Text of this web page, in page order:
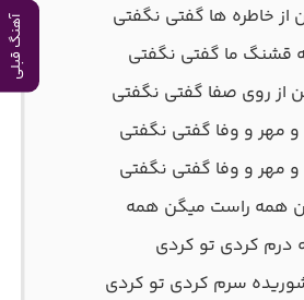
آهنگ قبلی
از خاطره ها گفتی نگفتی
قشنگ ما گفتی نگفتی
از روی صفا گفتی نگفتی
مهر و وفا گفتی نگفتی
مهر و وفا گفتی نگفتی
همه راست میگن همه
درم کردی تو کردی
سرم کردی تو کردی